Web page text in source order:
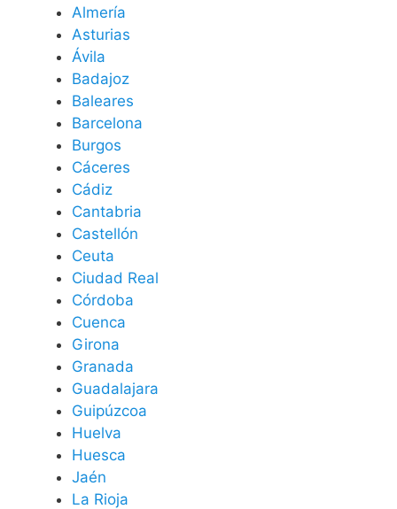
Almería
Asturias
Ávila
Badajoz
Baleares
Barcelona
Burgos
Cáceres
Cádiz
Cantabria
Castellón
Ceuta
Ciudad Real
Córdoba
Cuenca
Girona
Granada
Guadalajara
Guipúzcoa
Huelva
Huesca
Jaén
La Rioja